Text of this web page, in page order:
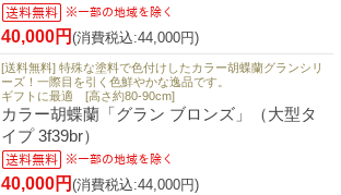
40,000円 (消費税込:44,000円)
[送料無料] 特殊な塗料で色付けしたカラー胡蝶蘭グランシリ
ーズ！一際目を引く色鮮やかな逸品です。
ギフトに最適 [高さ約80-90cm]
カラー胡蝶蘭「グラン ブロンズ」（大型タ
イプ 3f39br）
40,000円 (消費税込:44,000円)